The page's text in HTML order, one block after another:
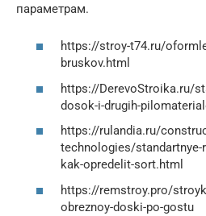
параметрам.
https://stroy-t74.ru/
bruskov.html
https://DerevoStroika.ru/
dosok-i-drugih-
https://rulandia.ru/
technologies/standartnye-
kak-opredelit-sort.html
https://remstroy.pro/
obreznoy-doski-po-gostu